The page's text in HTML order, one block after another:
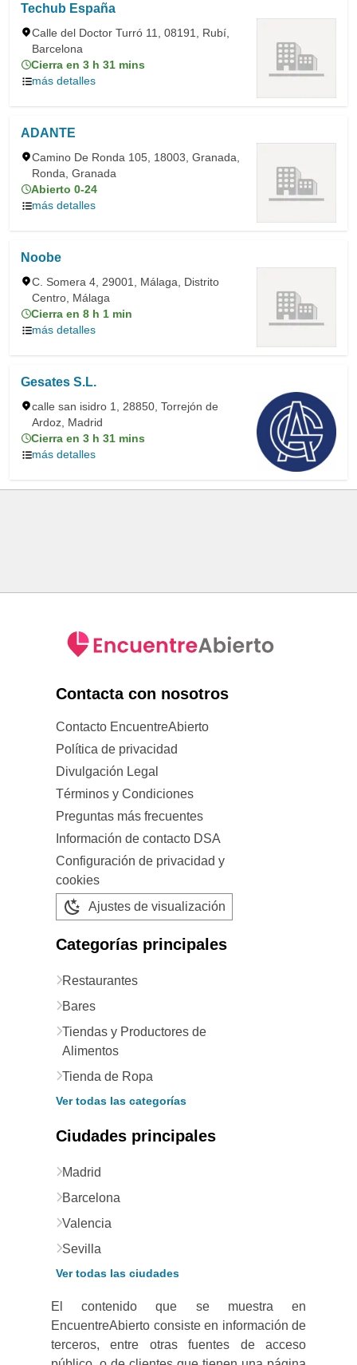
Techub España
Calle del Doctor Turró 11, 08191, Rubí,
Barcelona
Cierra en 3 h 31 mins
más detalles
ADANTE
Camino De Ronda 105, 18003, Granada,
Ronda, Granada
Abierto 0-24
más detalles
Noobe
C. Somera 4, 29001, Málaga, Distrito
Centro, Málaga
Cierra en 8 h 1 min
más detalles
Gesates S.L.
calle san isidro 1, 28850, Torrejón de
Ardoz, Madrid
Cierra en 3 h 31 mins
más detalles
Contacta con nosotros
Contacto EncuentreAbierto
Política de privacidad
Divulgación Legal
Términos y Condiciones
Preguntas más frecuentes
Información de contacto DSA
Configuración de privacidad y
cookies
Ajustes de visualización
Categorías principales
Restaurantes
Bares
Tiendas y Productores de
Alimentos
Tienda de Ropa
Ver todas las categorías
Ciudades principales
Madrid
Barcelona
Valencia
Sevilla
Ver todas las ciudades
El contenido que se muestra en
EncuentreAbierto consiste en información de
terceros, entre otras fuentes de acceso